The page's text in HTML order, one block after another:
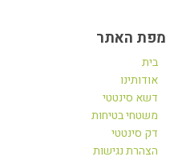
מפת האתר
בית
אודותינו
דשא סינטטי
משטחי בטיחות
דק סינטטי
הצהרת נגישות